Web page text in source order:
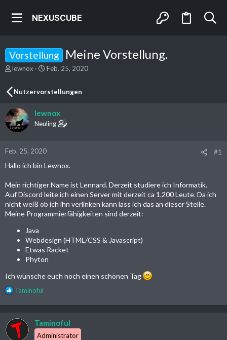
NEXUSCUBE
Vorstellung Meine Vorstellung.
E
s
t
l
l
e
r
lewnox
E
t
l
l
a
m
Feb. 25, 2020
Nutzervorstellungen
lewnox
Neuling
Feb. 25, 2020 #1
Hallo ich bin Lewnox.
Mein richtiger Name ist Lennard. Derzeit studiere ich Informatik.
Auf Discord leite ich einen Server mit derzeit ca 1.200 Leute. Da ich
nicht weiß ob ich ihn verlinken kann lass ich das an dieser Stelle.
Meine Programmierfähigkeiten sind derzeit:
Java
Webdesign (HTML/CSS & Javascript)
Etwas Racket
Phyton
Ich wünsche euch noch einen schönen Tag
R
k
t
Taminoful
Taminoful
Administrator